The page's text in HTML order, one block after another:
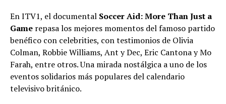
En ITV1, el documental Soccer Aid: More Than Just a
Game repasa los mejores momentos del famoso partido
benéfico con celebrities, con testimonios de Olivia
Colman, Robbie Williams, Ant y Dec, Eric Cantona y Mo
Farah, entre otros. Una mirada nostálgica a uno de los
eventos solidarios más populares del calendario
televisivo británico.